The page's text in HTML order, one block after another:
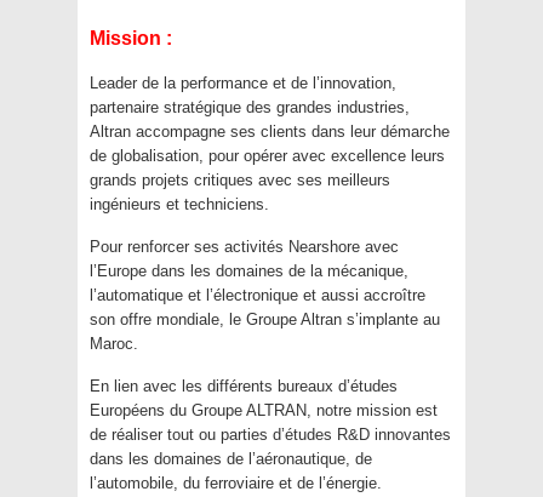
Mission :
Leader de la performance et de l’innovation,
partenaire stratégique des grandes industries,
Altran accompagne ses clients dans leur démarche
de globalisation, pour opérer avec excellence leurs
grands projets critiques avec ses meilleurs
ingénieurs et techniciens.
Pour renforcer ses activités Nearshore avec
l’Europe dans les domaines de la mécanique,
l’automatique et l’électronique et aussi accroître
son offre mondiale, le Groupe Altran s’implante au
Maroc.
En lien avec les différents bureaux d’études
Européens du Groupe ALTRAN, notre mission est
de réaliser tout ou parties d’études R&D innovantes
dans les domaines de l’aéronautique, de
l’automobile, du ferroviaire et de l’énergie.